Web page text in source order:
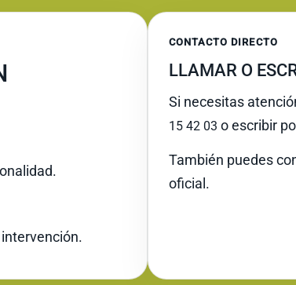
CONTACTO DIRECTO
LLAMAR O
Si necesitas
15 42 03 o escribir
También puedes
oficial.